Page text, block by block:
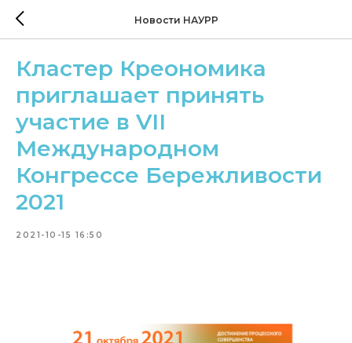
Новости НАУРР
Кластер Креономика
приглашает принять
участие в VII
Международном
Конгрессе Бережливости
2021
2021-10-15 16:50